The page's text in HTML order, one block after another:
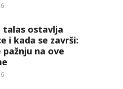
ostavlja
i kada se završi:
na ove